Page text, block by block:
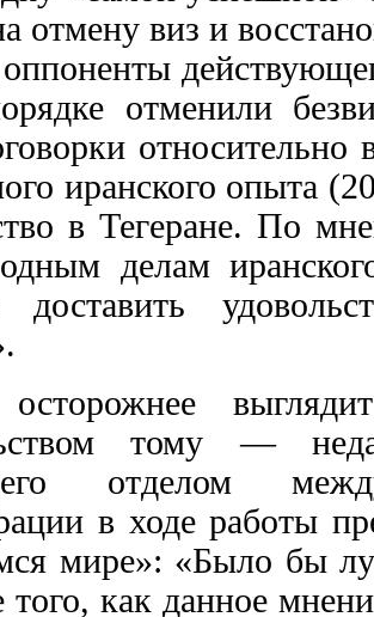
отмену виз и
отменили
иранского опыта
в Тегеране. По
делам
доставить
тому —
отделом
в ходе работы
мире»: «Было бы
того, как данное